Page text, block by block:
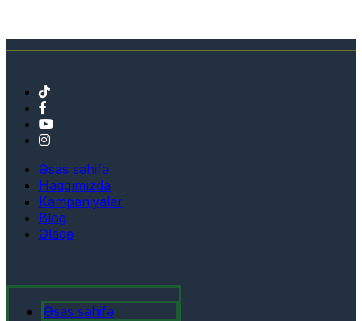
Əsas səhifə
Haqqımızda
Kampaniyalar
Blog
Əlaqə
Əsas səhifə